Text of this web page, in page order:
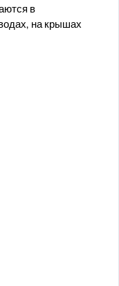
в
на крышах